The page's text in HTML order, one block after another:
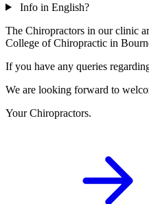
Info in English?
The Chiropractors in our clinic
College of Chiropractic in
If you have any queries
We are looking forward to
Your Chiropractors.